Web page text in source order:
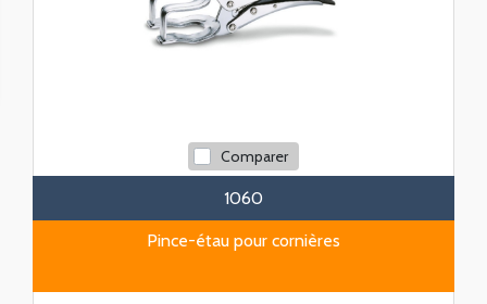
Comparer
1060
Pince-étau pour cornières